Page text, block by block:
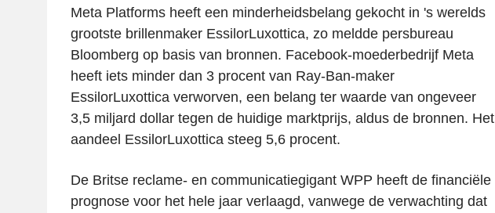
Meta Platforms heeft een minderheidsbelang gekocht in 's werelds
grootste brillenmaker EssilorLuxottica, zo meldde persbureau
Bloomberg op basis van bronnen. Facebook-moederbedrijf Meta
heeft iets minder dan 3 procent van Ray-Ban-maker
EssilorLuxottica verworven, een belang ter waarde van ongeveer
3,5 miljard dollar tegen de huidige marktprijs, aldus de bronnen. Het
aandeel EssilorLuxottica steeg 5,6 procent.
De Britse reclame- en communicatiegigant WPP heeft de financiële
prognose voor het hele jaar verlaagd, vanwege de verwachting dat